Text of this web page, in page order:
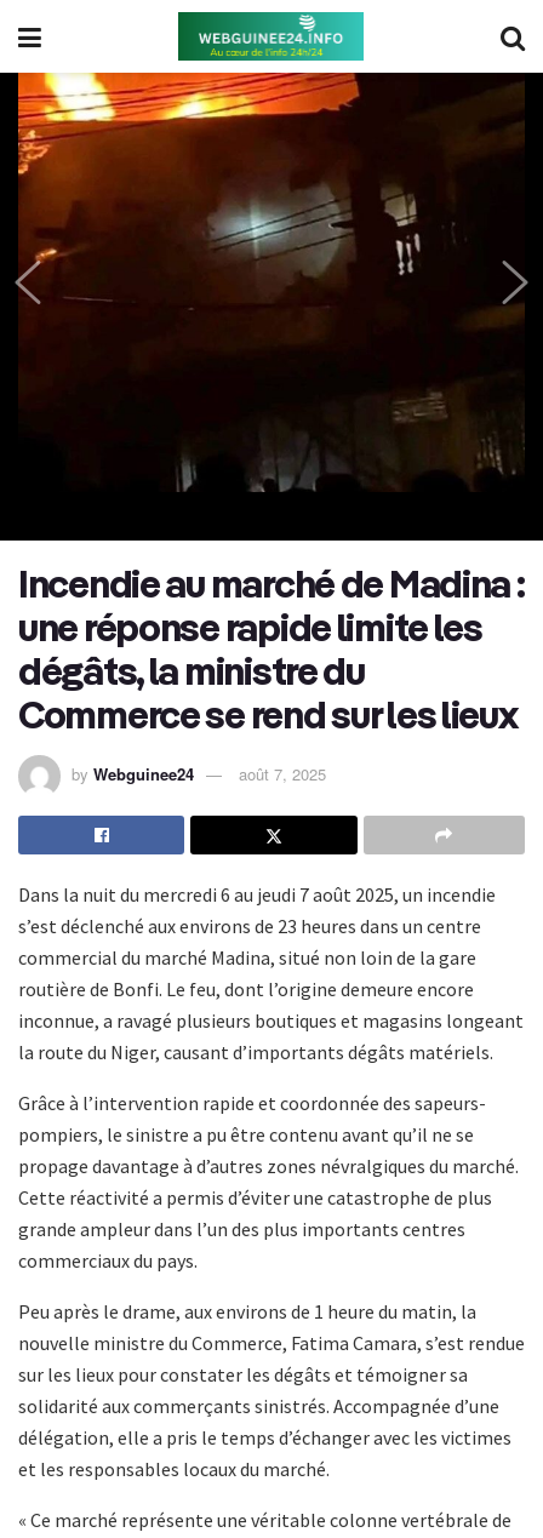
Incendie au marché de Madina :
une réponse rapide limite les
dégâts, la ministre du
Commerce se rend sur les lieux
by Webguinee24 août 7, 2025
Dans la nuit du mercredi 6 au jeudi 7 août 2025, un incendie
s’est déclenché aux environs de 23 heures dans un centre
commercial du marché Madina, situé non loin de la gare
routière de Bonfi. Le feu, dont l’origine demeure encore
inconnue, a ravagé plusieurs boutiques et magasins longeant
la route du Niger, causant d’importants dégâts matériels.
Grâce à l’intervention rapide et coordonnée des sapeurs-
pompiers, le sinistre a pu être contenu avant qu’il ne se
propage davantage à d’autres zones névralgiques du marché.
Cette réactivité a permis d’éviter une catastrophe de plus
grande ampleur dans l’un des plus importants centres
commerciaux du pays.
Peu après le drame, aux environs de 1 heure du matin, la
nouvelle ministre du Commerce, Fatima Camara, s’est rendue
sur les lieux pour constater les dégâts et témoigner sa
solidarité aux commerçants sinistrés. Accompagnée d’une
délégation, elle a pris le temps d’échanger avec les victimes
et les responsables locaux du marché.
« Ce marché représente une véritable colonne vertébrale de